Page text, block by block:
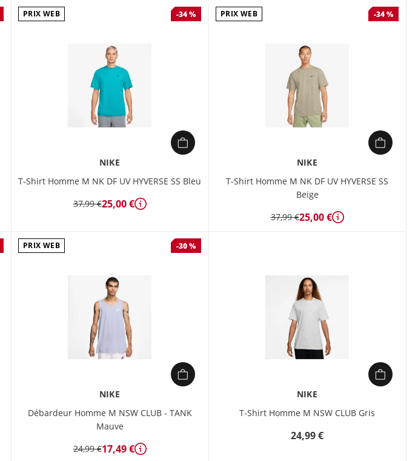
PRIX WEB -34 %
NIKE
T-Shirt Homme M NK DF UV HYVERSE SS Bleu
37,99 €25,00 € Détails
PRIX WEB -34 %
NIKE
T-Shirt Homme M NK DF UV HYVERSE SS
Beige
37,99 €25,00 € Détails
PRIX WEB -30 %
NIKE
Débardeur Homme M NSW CLUB - TANK
Mauve
24,99 €17,49 € Détails
NIKE
T-Shirt Homme M NSW CLUB Gris
24,99 €